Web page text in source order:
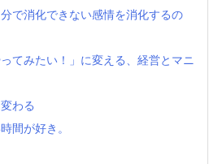
で消化できない感情を消化するの
てみたい！」に変える、経営とマニ
わる
間が好き。